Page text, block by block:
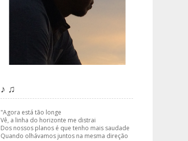
♪ ♫
"Agora está tão longe
Vê, a linha do horizonte me distrai
Dos nossos planos é que tenho mais saudade
Quando olhávamos juntos na mesma direção